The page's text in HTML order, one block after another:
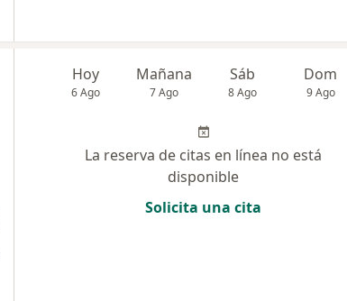
Hoy
6 Ago
Mañana
7 Ago
Sáb
8 Ago
Dom
9 Ago
La reserva de citas en línea no está
disponible
Solicita una cita